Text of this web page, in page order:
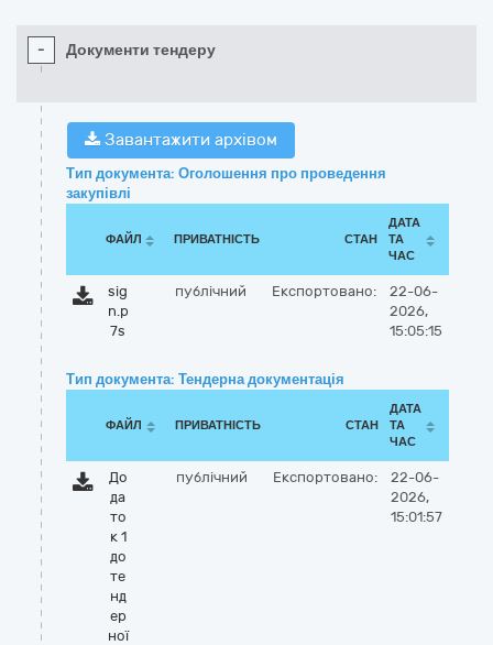
- Документи тендеру
Завантажити архівом
Тип документа: Оголошення про проведення
закупівлі
ФАЙЛ ПРИВАТНІСТЬ СТАН
ДАТА
ТА
ЧАС
sig
n.p
7s
публічний Експортовано:
22-06-
2026,
15:05:15
Тип документа: Тендерна документація
ФАЙЛ ПРИВАТНІСТЬ СТАН
ДАТА
ТА
ЧАС
До
да
то
к 1
до
те
нд
ер
ної
публічний Експортовано:
22-06-
2026,
15:01:57